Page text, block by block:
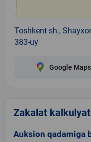
Toshkent sh.,
383-uy
Google Maps
Zakalat
Auksion qadamiga